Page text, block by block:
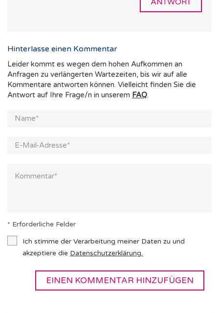
ANTWORT
Hinterlasse einen Kommentar
Leider kommt es wegen dem hohen Aufkommen an
Anfragen zu verlängerten Wartezeiten, bis wir auf alle
Kommentare antworten können. Vielleicht finden Sie die
Antwort auf Ihre Frage/n in unserem FAQ.
* Erforderliche Felder
Ich stimme der Verarbeitung meiner Daten zu und
akzeptiere die Datenschutzerklärung.